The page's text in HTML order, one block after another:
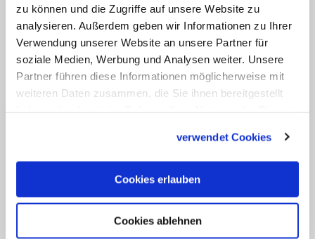
zu können und die Zugriffe auf unsere Website zu
analysieren. Außerdem geben wir Informationen zu Ihrer
Verwendung unserer Website an unsere Partner für
soziale Medien, Werbung und Analysen weiter. Unsere
Partner führen diese Informationen möglicherweise mit
weiteren Daten zusammen, die Sie ihnen bereitgestellt
verwendet Cookies
Cookies erlauben
Cookies ablehnen
Franziskus wird in den nächsten Tagen
noch einiges aushalten müssen. Darauf
lassen die Kommentare türkischer
Zeitungen am Tag danach schließen.
Regierung zudem auch noch heißt,
Franziskus widerspreche den
Friedensbotschaften seiner Türkei-Reise
im November, ist schlicht falsch. Denn
Franziskus hatte bei seinem dreitägigen